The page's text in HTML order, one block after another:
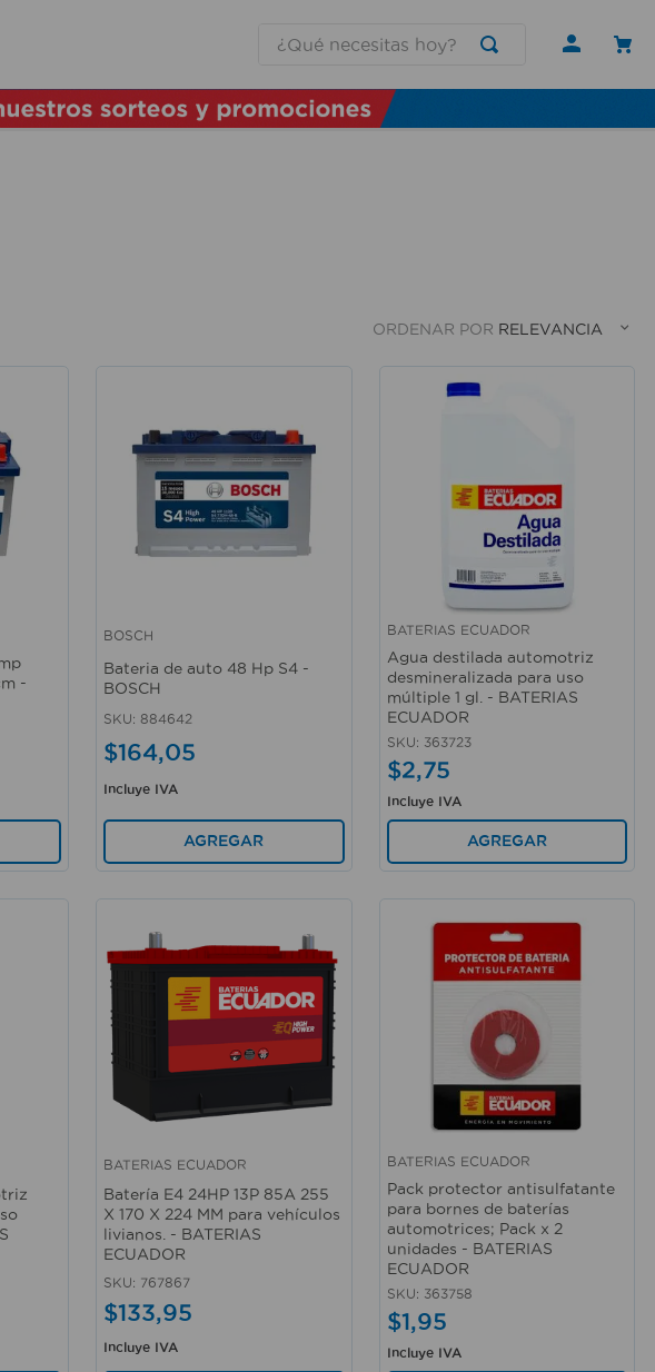
ORDENAR POR RELEVANCIA
-
Vista rápida
BOSCH
Bateria de auto 48 Hp S4 -
BOSCH
SKU: 884642
$164,05
Incluye IVA
AGREGAR
BATERIAS ECUADOR
Agua destilada automotriz
desmineralizada para uso
múltiple 1 gl. - BATERIAS
ECUADOR
SKU: 363723
$2,75
Incluye IVA
AGREGAR
Vista rápida
BATERIAS ECUADOR
Batería E4 24HP 13P 85A 255
X 170 X 224 MM para vehículos
livianos. - BATERIAS
ECUADOR
SKU: 767867
$133,95
Incluye IVA
BATERIAS ECUADOR
Pack protector antisulfatante
para bornes de baterías
automotrices; Pack x 2
unidades - BATERIAS
ECUADOR
SKU: 363758
$1,95
Incluye IVA